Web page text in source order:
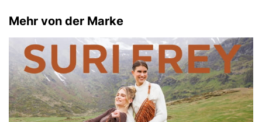
Mehr von der Marke